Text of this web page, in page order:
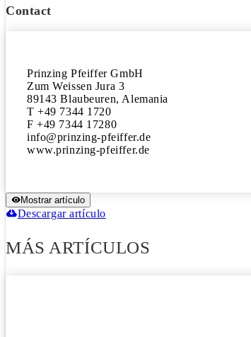
Contact
Prinzing Pfeiffer GmbH
Zum Weissen Jura 3
89143 Blaubeuren, Alemania
T +49 7344 1720
F +49 7344 17280
info@prinzing-pfeiffer.de
www.prinzing-pfeiffer.de
Mostrar artículo
Descargar artículo
MÁS ARTÍCULOS